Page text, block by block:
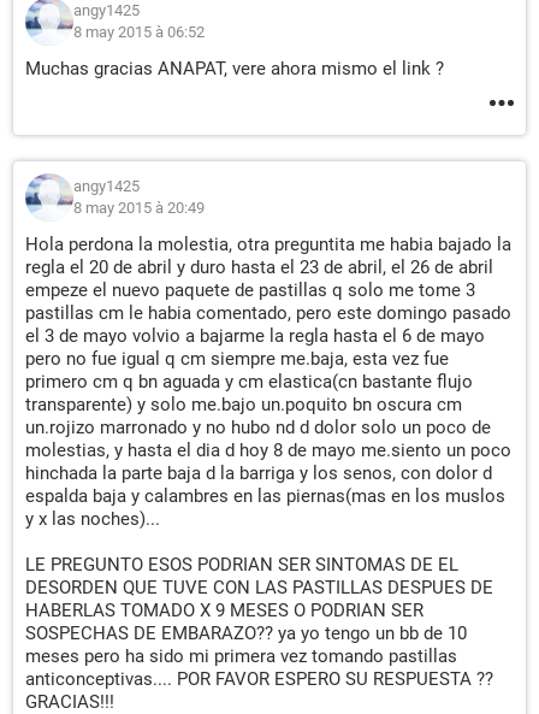
angy1425
8 may 2015 à 06:52
Muchas gracias ANAPAT, vere ahora mismo el link ?
angy1425
8 may 2015 à 20:49
Hola perdona la molestia, otra preguntita me habia bajado la
regla el 20 de abril y duro hasta el 23 de abril, el 26 de abril
empeze el nuevo paquete de pastillas q solo me tome 3
pastillas cm le habia comentado, pero este domingo pasado
el 3 de mayo volvio a bajarme la regla hasta el 6 de mayo
pero no fue igual q cm siempre me.baja, esta vez fue
primero cm q bn aguada y cm elastica(cn bastante flujo
transparente) y solo me.bajo un.poquito bn oscura cm
un.rojizo marronado y no hubo nd d dolor solo un poco de
molestias, y hasta el dia d hoy 8 de mayo me.siento un poco
hinchada la parte baja d la barriga y los senos, con dolor d
espalda baja y calambres en las piernas(mas en los muslos
y x las noches)...
LE PREGUNTO ESOS PODRIAN SER SINTOMAS DE EL
DESORDEN QUE TUVE CON LAS PASTILLAS DESPUES DE
HABERLAS TOMADO X 9 MESES O PODRIAN SER
SOSPECHAS DE EMBARAZO?? ya yo tengo un bb de 10
meses pero ha sido mi primera vez tomando pastillas
anticonceptivas.... POR FAVOR ESPERO SU RESPUESTA ??
GRACIAS!!!